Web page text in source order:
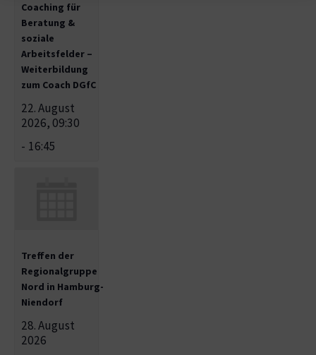
Coaching für
Beratung &
soziale
Arbeitsfelder –
Weiterbildung
zum Coach DGfC
22. August
2026, 09:30
- 16:45
Treffen der
Regionalgruppe
Nord in Hamburg-
Niendorf
28. August
2026